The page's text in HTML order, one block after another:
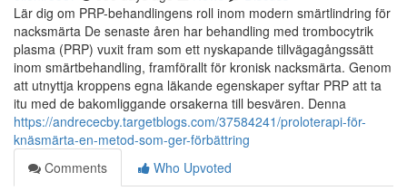
Lär dig om PRP-behandlingens roll inom modern smärtlindring för
nacksmärta De senaste åren har behandling med trombocytrik
plasma (PRP) vuxit fram som ett nyskapande tillvägagångssätt
inom smärtbehandling, framförallt för kronisk nacksmärta. Genom
att utnyttja kroppens egna läkande egenskaper syftar PRP att ta
itu med de bakomliggande orsakerna till besvären. Denna
https://andrececby.targetblogs.com/37584241/proloterapi-för-
knäsmärta-en-metod-som-ger-förbättring
Comments
Who Upvoted